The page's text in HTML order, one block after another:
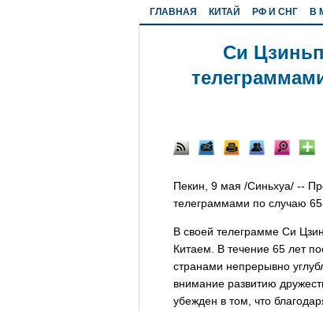
ГЛАВНАЯ КИТАЙ РФ И СНГ В
Си
Пекин, 9 мая /Синьхуа/ --
телеграммами по случаю
В своей телеграмме Си
Китаем. В течение 65 лет
странами непрерывно
внимание развитию
убежден в том, что